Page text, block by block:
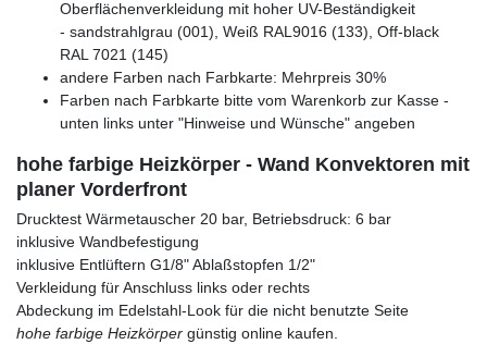
Oberflächenverkleidung mit hoher UV-Beständigkeit
- sandstrahlgrau (001), Weiß RAL9016 (133), Off-black
RAL 7021 (145)
andere Farben nach Farbkarte: Mehrpreis 30%
Farben nach Farbkarte bitte vom Warenkorb zur Kasse -
unten links unter "Hinweise und Wünsche" angeben
hohe farbige Heizkörper - Wand Konvektoren mit
planer Vorderfront
Drucktest Wärmetauscher 20 bar, Betriebsdruck: 6 bar
inklusive Wandbefestigung
inklusive Entlüftern G1/8" Ablaßstopfen 1/2"
Verkleidung für Anschluss links oder rechts
Abdeckung im Edelstahl-Look für die nicht benutzte Seite
hohe farbige Heizkörper günstig online kaufen.